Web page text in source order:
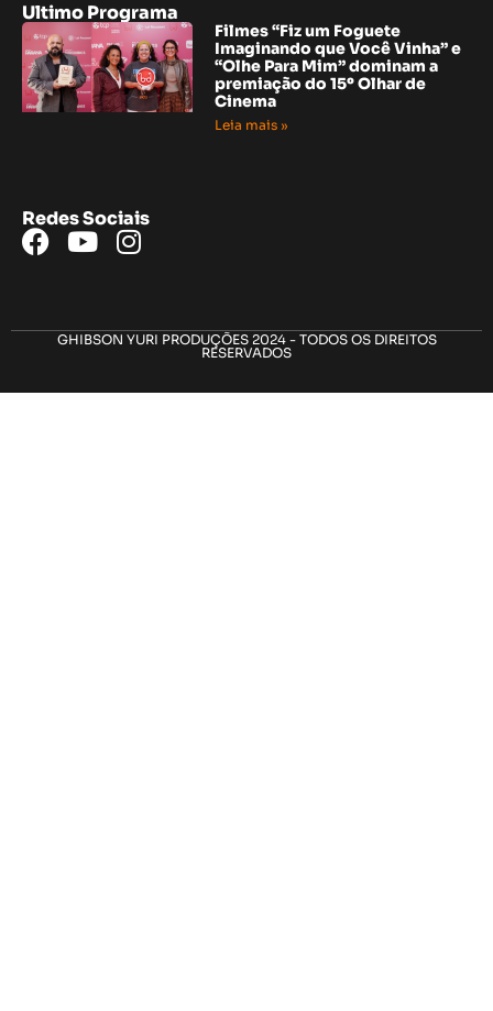
Ultimo Programa
Filmes “Fiz um Foguete
Imaginando que Você Vinha” e
“Olhe Para Mim” dominam a
premiação do 15º Olhar de
Cinema
Leia mais »
Redes Sociais
GHIBSON YURI PRODUÇÕES 2024 - TODOS OS DIREITOS
RESERVADOS